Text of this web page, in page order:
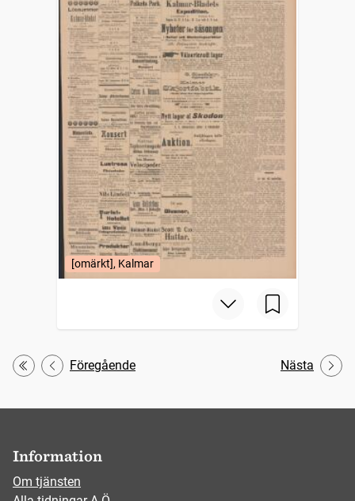
[omärkt], Kalmar
Första
Föregående Nästa
Information
Om tjänsten